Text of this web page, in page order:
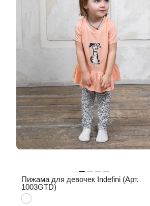
Пижама для девочек Indefini (Арт.
1003GTD)